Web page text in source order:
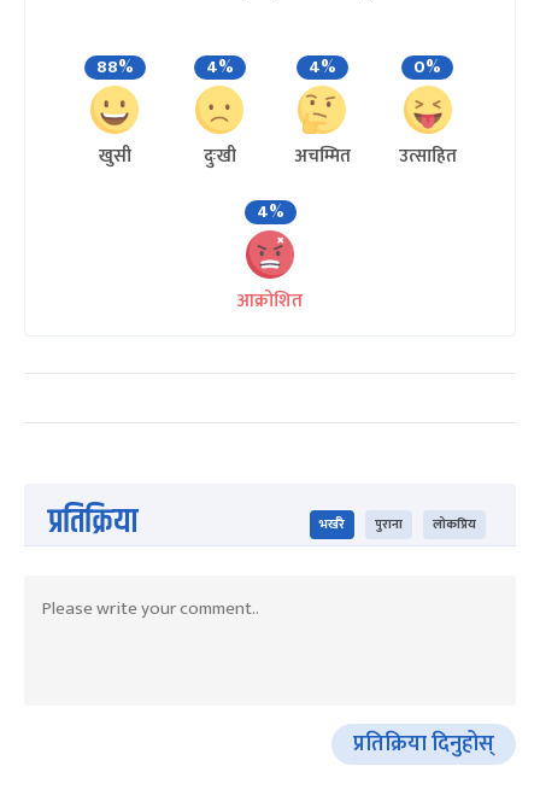
88%
खुसी
4%
दुःखी
4%
अचम्मित
0%
उत्साहित
4%
आक्रोशित
प्रतिक्रिया भर्खरै पुराना लोकप्रिय
प्रतिक्रिया दिनुहोस्